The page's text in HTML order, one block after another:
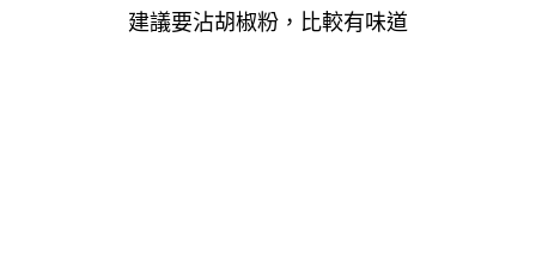
建議要沾胡椒粉，比較有味道